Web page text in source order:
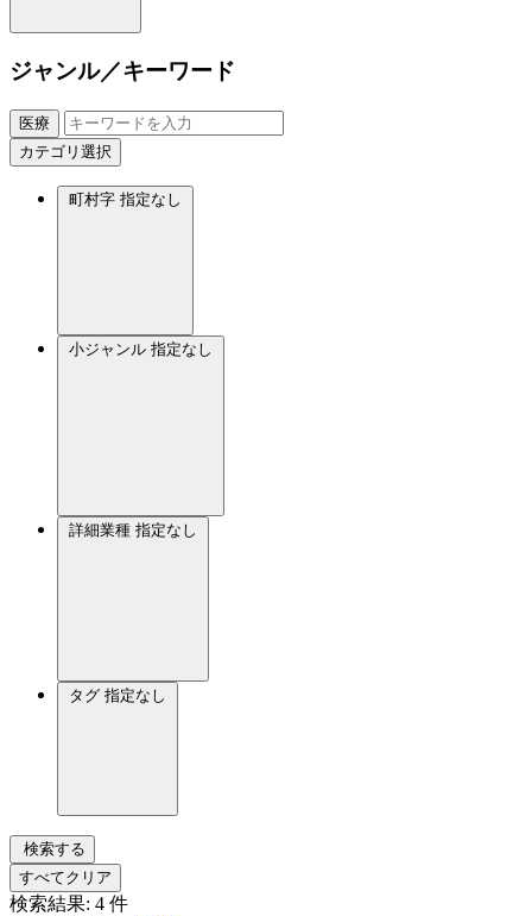
ジャンル／キーワード
医療
カテゴリ選択
町村字 指定なし
小ジャンル 指定なし
詳細業種 指定なし
タグ 指定なし
検索する
すべてクリア
検索結果: 4 件